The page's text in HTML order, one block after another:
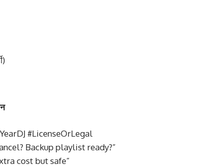
#LicenseOrLegal
Backup playlist ready?”
cost but safe”